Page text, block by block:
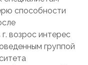
способности
возрос интерес
группой